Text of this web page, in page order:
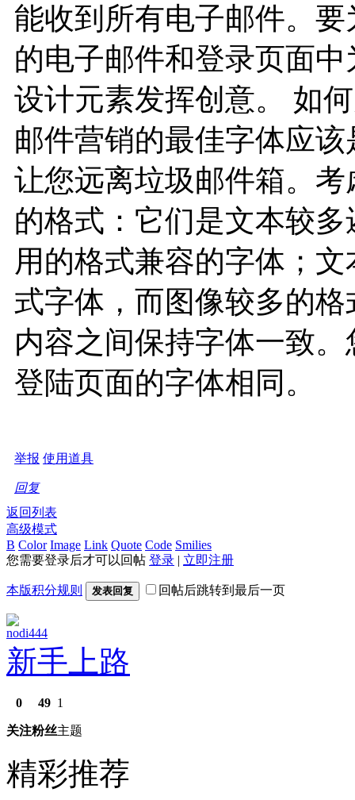
能收到所有电子邮件。
的电子邮件和登录页面
设计元素发挥创意。 如
邮件营销的最佳字体应
让您远离垃圾邮件箱。
的格式：它们是文本较
用的格式兼容的字体；
式字体，而图像较多的
内容之间保持字体一致
登陆页面的字体相同。
举报 使用道具
回复
返回列表
高级模式
B Color Image Link Quote Code Smilies
您需要登录后才可以回帖 登录 | 立即注册
本版积分规则 发表回复 回帖后跳转到最后一页
nodi444
新手上路
0
关注
49
粉丝
1
主题
精彩推荐